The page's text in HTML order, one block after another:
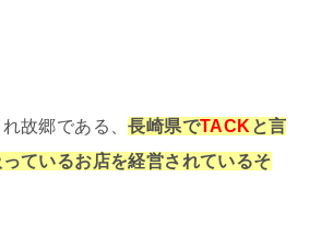
故郷である、長崎県でTACK と言
ているお店を経営されているそ